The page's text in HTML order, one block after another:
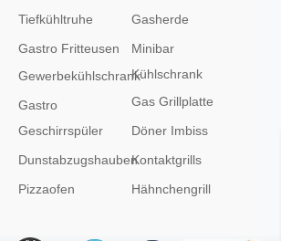
Tiefkühltruhe
Gastro Fritteusen
Gewerbekühlschrank
Gastro
Geschirrspüler
Dunstabzugshauben
Pizzaofen
Gasherde
Minibar
Kühlschrank
Gas Grillplatte
Döner Imbiss
Kontaktgrills
Hähnchengrill